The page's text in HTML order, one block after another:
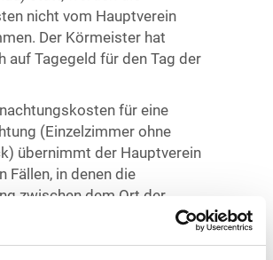
nicht vom Hauptverein
Der Körmeister hat
auf Tagegeld für den Tag der
für eine
(Einzelzimmer ohne
übernimmt der Hauptverein
Fällen, in denen die
zwischen dem Ort der